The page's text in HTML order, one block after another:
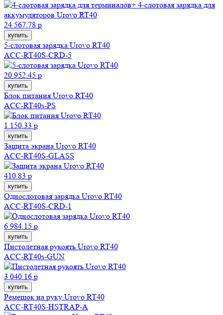
24 567.78 р
купить
5-слотовая зарядка Urovo RT40
ACC-RT40S-CRD-5
20 952.45 р
купить
Блок питания Urovo RT40
ACC-RT40s-PS
1 150.33 р
купить
Защита экрана Urovo RT40
ACC-RT40S-GLASS
410.83 р
купить
Однослотовая зарядка Urovo RT40
ACC-RT40S-CRD-1
6 984.15 р
купить
Пистолетная рукоять Urovo RT40
ACC-RT40s-GUN
3 040.16 р
купить
Ремешок на руку Urovo RT40
ACC-RT40S-HSTRAP-A